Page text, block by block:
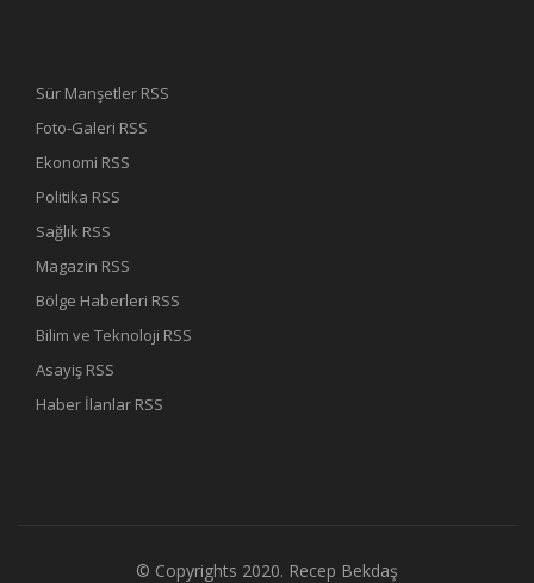
Sür Manşetler RSS
Foto-Galeri RSS
Ekonomi RSS
Politika RSS
Sağlık RSS
Magazin RSS
Bölge Haberleri RSS
Bilim ve Teknoloji RSS
Asayiş RSS
Haber İlanlar RSS
© Copyrights 2020. Recep Bekdaş